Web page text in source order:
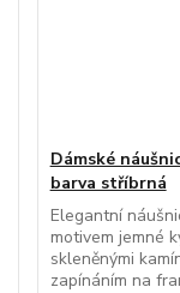
Dámské
barva stříbrná
Elegantní
motivem jemné
skleněnými
zapínáním na